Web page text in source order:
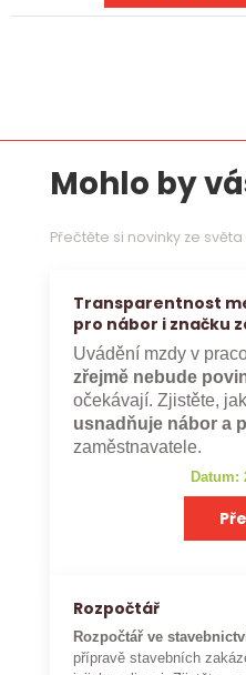
Mohlo by
Přečtěte si novinky ze
Transparentnost
pro nábor i značku
Uvádění mzdy v
zřejmě nebude
očekávají. Zjistěte,
usnadňuje nábor a
zaměstnavatele.
Datum:
Rozpočtář
Rozpočtář ve
přípravě stavebních